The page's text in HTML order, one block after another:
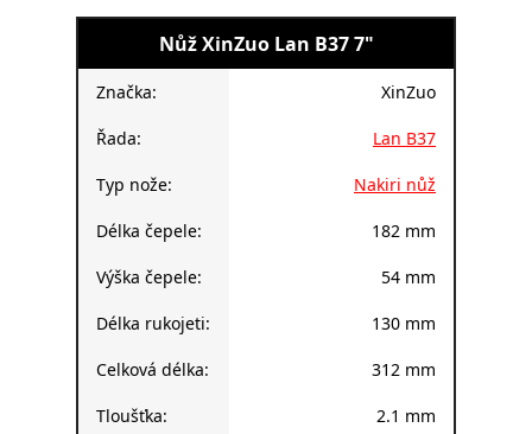
Nůž XinZuo Lan B37 7"
Značka: XinZuo
Řada: Lan B37
Typ nože: Nakiri nůž
Délka čepele: 182 mm
Výška čepele: 54 mm
Délka rukojeti: 130 mm
Celková délka: 312 mm
Tloušťka: 2.1 mm